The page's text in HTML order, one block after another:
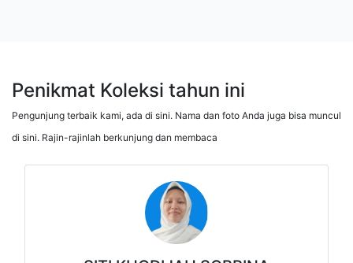
Penikmat Koleksi tahun ini
Pengunjung terbaik kami, ada di sini. Nama dan foto Anda juga bisa muncul
di sini. Rajin-rajinlah berkunjung dan membaca